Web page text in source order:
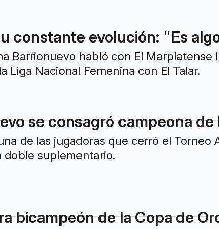
constante evolución: "Es
Barrionuevo habló con El
Liga Nacional Femenina con El Talar.
se consagró campeona de
de las jugadoras que cerró el
doble suplementario.
bicampeón de la Copa de